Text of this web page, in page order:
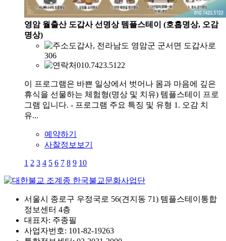
영암 월출산 도갑사 선명상 템플스테이 (호흡명상, 오감
명상)
도갑사, 전라남도 영암군 군서면 도갑사로
306
010.7423.5122
이 프로그램은 바쁜 일상에서 벗어나 몸과 마음에 깊은
휴식을 선물하는 체험형(명상 및 치유) 템플스테이 프로
그램 입니다. - 프로그램 주요 특징 및 유형 1. 오감 치
유...
예약하기
사찰정보보기
1 2 3 4 5 6 7 8 9 10
서울시 종로구 우정국로 56(견지동 71) 템플스테이통합
정보센터 4층
대표자: 주종필
사업자번호: 101-82-19263